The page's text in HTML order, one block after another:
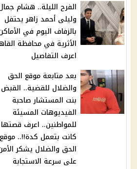
الفرح الليلة.. هشام
وليلى أحمد زاهر يحتفل
بالزفاف اليوم في
الأثرية في محافظة
اعرف التفاصيل
بعد متابعة موقع الحق
والضلال للقضية..
بنت المستشار صاحبة
الفيديوهات المسيئة
للمواطنين.. اعرف
كانت بتعمل كدة!!.. موقع
الحق والضلال يشكر
على سرعة الاستجابة